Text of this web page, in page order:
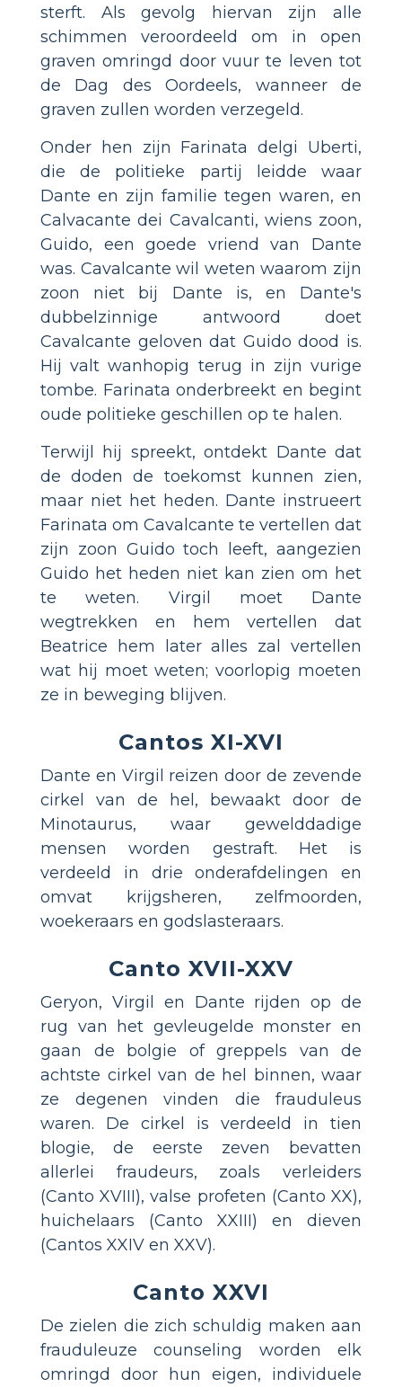
sterft. Als gevolg hiervan zijn alle
schimmen veroordeeld om in open
graven omringd door vuur te leven tot
de Dag des Oordeels, wanneer de
graven zullen worden verzegeld.
Onder hen zijn Farinata delgi Uberti,
die de politieke partij leidde waar
Dante en zijn familie tegen waren, en
Calvacante dei Cavalcanti, wiens zoon,
Guido, een goede vriend van Dante
was. Cavalcante wil weten waarom zijn
zoon niet bij Dante is, en Dante's
dubbelzinnige antwoord doet
Cavalcante geloven dat Guido dood is.
Hij valt wanhopig terug in zijn vurige
tombe. Farinata onderbreekt en begint
oude politieke geschillen op te halen.
Terwijl hij spreekt, ontdekt Dante dat
de doden de toekomst kunnen zien,
maar niet het heden. Dante instrueert
Farinata om Cavalcante te vertellen dat
zijn zoon Guido toch leeft, aangezien
Guido het heden niet kan zien om het
te weten. Virgil moet Dante
wegtrekken en hem vertellen dat
Beatrice hem later alles zal vertellen
wat hij moet weten; voorlopig moeten
ze in beweging blijven.
Cantos XI-XVI
Dante en Virgil reizen door de zevende
cirkel van de hel, bewaakt door de
Minotaurus, waar gewelddadige
mensen worden gestraft. Het is
verdeeld in drie onderafdelingen en
omvat krijgsheren, zelfmoorden,
woekeraars en godslasteraars.
Canto XVII-XXV
Geryon, Virgil en Dante rijden op de
rug van het gevleugelde monster en
gaan de bolgie of greppels van de
achtste cirkel van de hel binnen, waar
ze degenen vinden die frauduleus
waren. De cirkel is verdeeld in tien
blogie, de eerste zeven bevatten
allerlei fraudeurs, zoals verleiders
(Canto XVIII), valse profeten (Canto XX),
huichelaars (Canto XXIII) en dieven
(Cantos XXIV en XXV).
Canto XXVI
De zielen die zich schuldig maken aan
frauduleuze counseling worden elk
omringd door hun eigen, individuele